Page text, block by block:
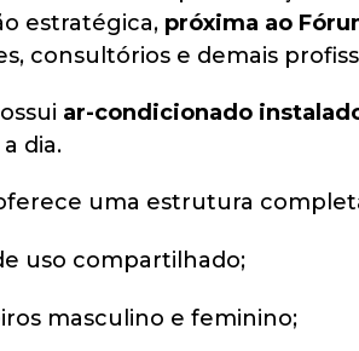
estratégica, próxima ao
consultórios e demais
ar-condicionado
dia.
uma estrutura
uso compartilhado;
masculino e feminino;